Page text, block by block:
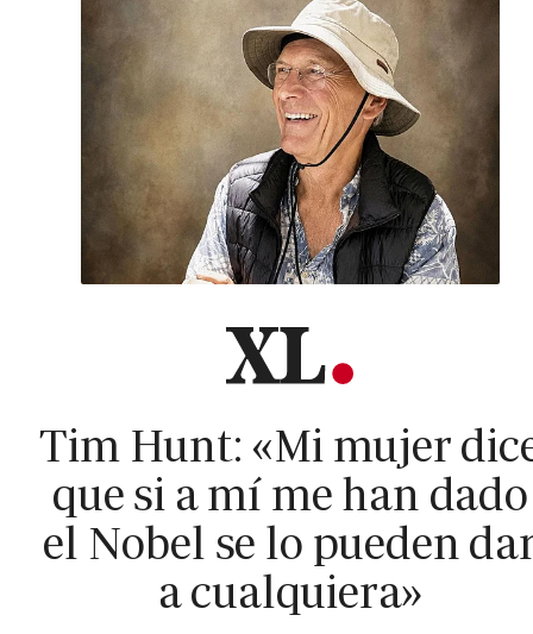
Tim Hunt: «Mi mujer
que si a mí me han dado
el Nobel se lo pueden
a cualquiera»